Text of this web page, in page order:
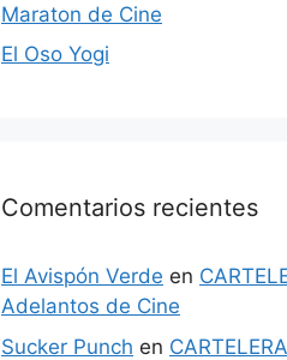
Maraton de Cine
El Oso Yogi
Comentarios recientes
El Avispón Verde en
Adelantos de Cine
Sucker Punch en